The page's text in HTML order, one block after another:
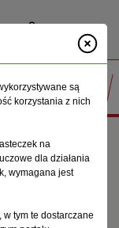
PL
Cormak G5013W
są
korzystania z nich
na
dla działania
wymagana jest
tym te dostarczane